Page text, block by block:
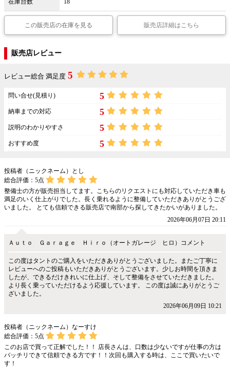
この販売店の在庫を見る 販売店詳細はこちら
販売店レビュー
レビュー総合 満足度 5
問い合せ(見積り) 5
納車までの対応 5
説明のわかりやすさ 5
おすすめ度 5
投稿者（ニックネーム）とし
総合評価： 5点
整備士の方が販売担当してます。こちらのリクエストにも対応していただき車も
満足のいく仕上がりでした。長く乗れるように整備していただきありがとうござ
いました。 とても信頼できる販売店で南部から探してきたかいがありました。
2026年06月07日 20:11
Ａｕｔｏ Ｇａｒａｇｅ Ｈｉｒｏ（オートガレージ ヒロ）コメント
この度はタントのご購入をいただきありがとうございました。またご丁寧に
レビューへのご投稿もいただきありがとうございます。少しお時間を頂きま
したが、できるだけきれいに仕上げ、そして整備をさせていただきました。
より長く乗っていただけるよう応援しています。 この度は誠にありがとうご
ざいました。
2026年06月09日 10:21
投稿者（ニックネーム）なーすけ
総合評価： 5点
このお店で買って正解でした！！ 店長さんは、口数は少ないですが仕事の方は
バッチリできて信頼できる方です！！次回も購入する時は、ここで買いたいで
す！